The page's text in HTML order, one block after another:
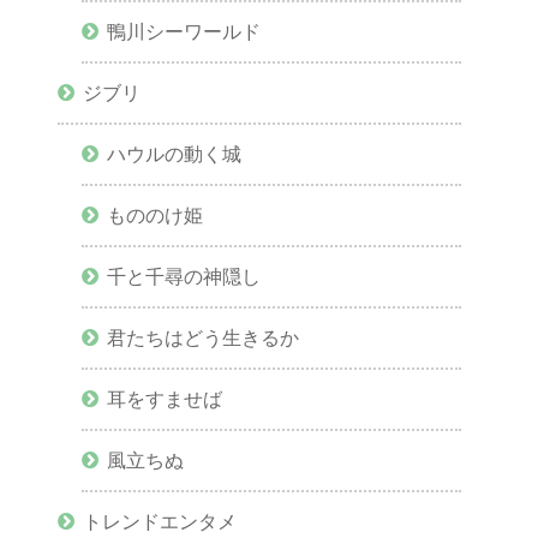
鴨川シーワールド
ジブリ
ハウルの動く城
もののけ姫
千と千尋の神隠し
君たちはどう生きるか
耳をすませば
風立ちぬ
トレンドエンタメ